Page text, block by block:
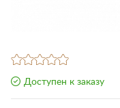
Доступен к заказу